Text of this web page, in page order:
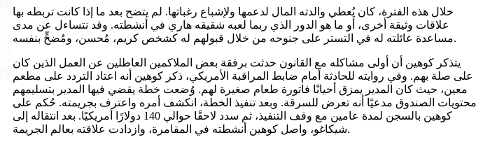
خلال هذه الفترة، كان يُعطي والدته المال لدعمها ولإشباع رغباتها. لم يتضح بعد ما إذا كانت تربطه بها
علاقات وثيقة أخرى، أو ما هو الدور الذي ربما لعبه شقيقه هاري في أنشطته. وقد نتساءل عن مدى
مساعدة عائلته له في التستر على جنوحه من خلال قبولهم له كشخص كريم، مُحسن، ومُضحٍّ بنفسه.
يتذكر كوهين أن أولى مشاكله مع القانون حدثت برفقة بعض الملاكمين العاطلين عن العمل الذين كان
على صلة بهم. وفي روايته للحادثة أمام ضابط المراقبة الأمريكي، ذكر كوهين أنه اعتاد التردد على مطعم
معين، حيث كان المدير يمزق أحيانًا فاتورة طعام صغيرة لهم. وُضعت خطة يقضي فيها المدير بتسليمهم
محتويات الصندوق مدعيًا أنه تعرض للسرقة. وبعد تنفيذ الخطة، انكشف أمره واعترف بجريمته. حُكم على
كوهين بالسجن لمدة عامين مع وقف التنفيذ، ثم سدد لاحقًا حوالي 140 دولارًا أمريكيًا. بعد انتقاله إلى
شيكاغو، واصل كوهين أنشطته في المقامرة، وازدادت علاقته بعالم الجريمة.